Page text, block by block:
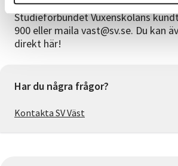
För anmälan eller mer
Studieförbundet Vuxenskolans
900 eller maila vast@sv.se. Du kan
direkt här!
Har du några frågor?
Kontakta SV Väst